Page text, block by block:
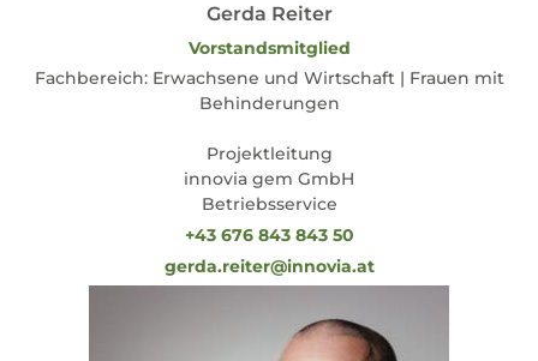
Gerda Reiter
Vorstandsmitglied
Fachbereich: Erwachsene und Wirtschaft | Frauen mit
Behinderungen
Projektleitung
innovia gem GmbH
Betriebsservice
+43 676 843 843 50
gerda.reiter@innovia.at